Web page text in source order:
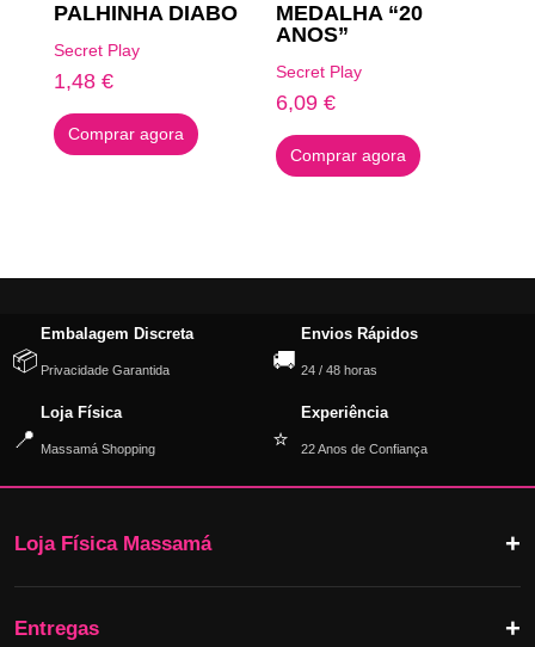
PALHINHA DIABO
Secret Play
1,48 €
Comprar agora
MEDALHA “20
ANOS”
Secret Play
6,09€
Comprar agora
📦
Embalagem Discreta
Privacidade Garantida 🚚
Envios Rápidos
24 / 48 horas
📍
Loja Física
Massamá Shopping ⭐
Experiência
22 Anos de Confiança
Loja Física Massamá
Entregas